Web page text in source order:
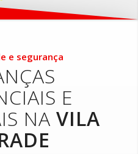
e segurança
E
NA VILA